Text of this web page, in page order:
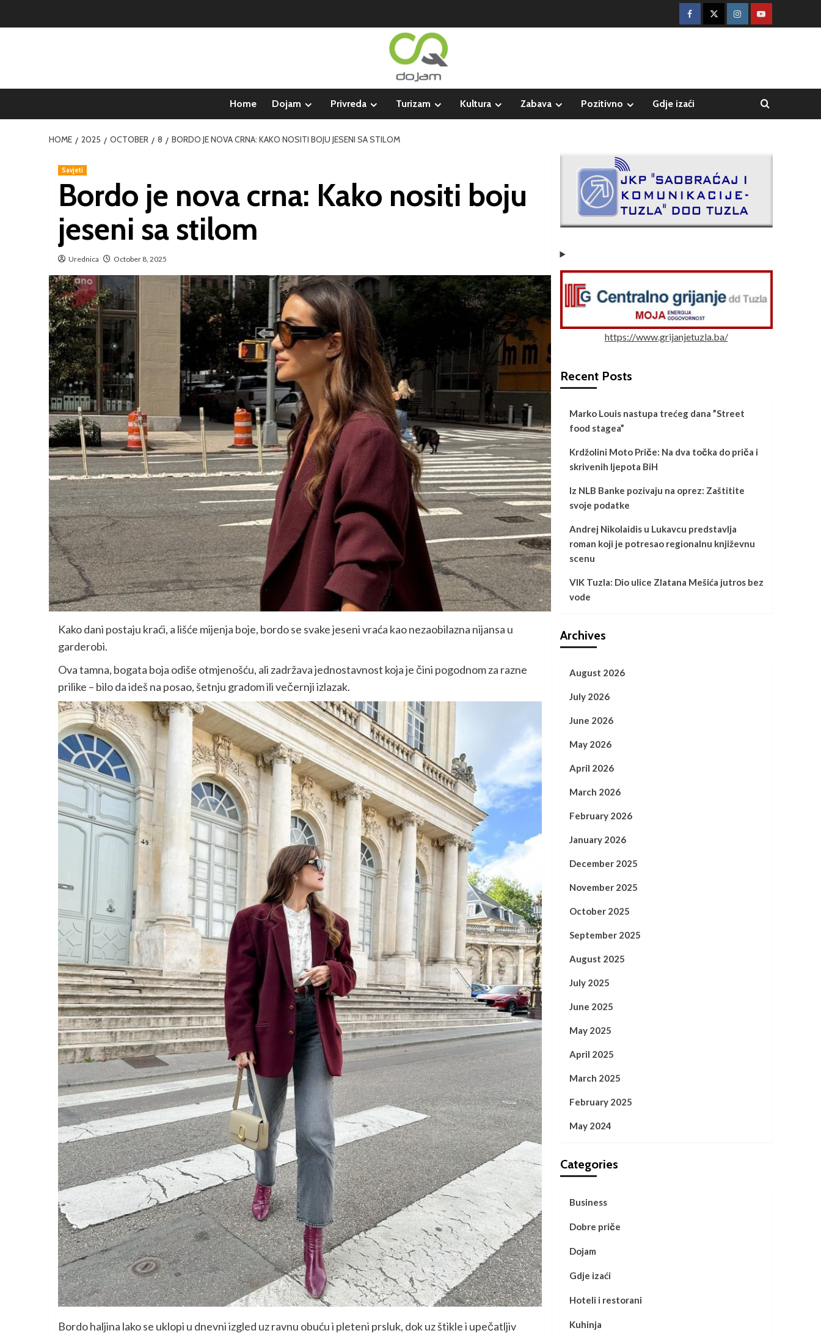
Home Dojam Privreda Turizam Kultura Zabava Pozitivno Gdje izaći
HOME 2025 OCTOBER 8 BORDO JE NOVA CRNA: KAKO NOSITI BOJU JESENI SA STILOM
Savjeti
Bordo je nova crna: Kako nositi boju
jeseni sa stilom
Urednica October 8, 2025
Kako dani postaju kraći, a lišće mijenja boje, bordo se svake jeseni vraća kao nezaobilazna nijansa u
garderobi.
Ova tamna, bogata boja odiše otmjenošću, ali zadržava jednostavnost koja je čini pogodnom za razne
prilike – bilo da ideš na posao, šetnju gradom ili večernji izlazak.
Bordo haljina lako se uklopi u dnevni izgled uz ravnu obuću i pleteni prsluk, dok uz štikle i upečatljiv
https://www.grijanjetuzla.ba/
Recent Posts
Marko Louis nastupa trećeg dana ”Street
food stagea”
Krdžolini Moto Priče: Na dva točka do priča i
skrivenih ljepota BiH
Iz NLB Banke pozivaju na oprez: Zaštitite
svoje podatke
Andrej Nikolaidis u Lukavcu predstavlja
roman koji je potresao regionalnu književnu
scenu
VIK Tuzla: Dio ulice Zlatana Mešića jutros bez
vode
Archives
August 2026
July 2026
June 2026
May 2026
April 2026
March 2026
February 2026
January 2026
December 2025
November 2025
October 2025
September 2025
August 2025
July 2025
June 2025
May 2025
April 2025
March 2025
February 2025
May 2024
Categories
Business
Dobre priče
Dojam
Gdje izaći
Hoteli i restorani
Kuhinja